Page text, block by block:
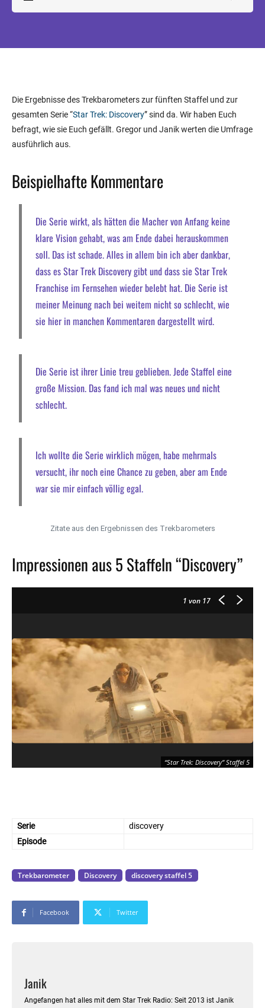
Die Ergebnisse des Trekbarometers zur fünften Staffel und zur
gesamten Serie “Star Trek: Discovery” sind da. Wir haben Euch
befragt, wie sie Euch gefällt. Gregor und Janik werten die Umfrage
ausführlich aus.
Beispielhafte Kommentare
Die Serie wirkt, als hätten die Macher von Anfang keine
klare Vision gehabt, was am Ende dabei herauskommen
soll. Das ist schade. Alles in allem bin ich aber dankbar,
dass es Star Trek Discovery gibt und dass sie Star Trek
Franchise im Fernsehen wieder belebt hat. Die Serie ist
meiner Meinung nach bei weitem nicht so schlecht, wie
sie hier in manchen Kommentaren dargestellt wird.
Die Serie ist ihrer Linie treu geblieben. Jede Staffel eine
große Mission. Das fand ich mal was neues und nicht
schlecht.
Ich wollte die Serie wirklich mögen, habe mehrmals
versucht, ihr noch eine Chance zu geben, aber am Ende
war sie mir einfach völlig egal.
Zitate aus den Ergebnissen des Trekbarometers
Impressionen aus 5 Staffeln “Discovery”
1 von 17
“Star Trek: Discovery” Staffel 5
Serie
discovery
Episode
Trekbarometer Discovery discovery staffel 5
Facebook Twitter
Janik
Angefangen hat alles mit dem Star Trek Radio: Seit 2013 ist Janik